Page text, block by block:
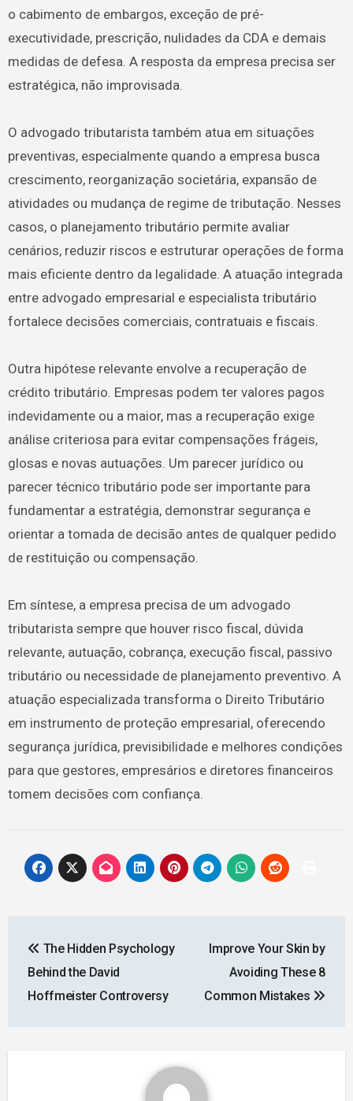
o cabimento de embargos, exceção de pré-
executividade, prescrição, nulidades da CDA e demais
medidas de defesa. A resposta da empresa precisa ser
estratégica, não improvisada.
O advogado tributarista também atua em situações
preventivas, especialmente quando a empresa busca
crescimento, reorganização societária, expansão de
atividades ou mudança de regime de tributação. Nesses
casos, o planejamento tributário permite avaliar
cenários, reduzir riscos e estruturar operações de forma
mais eficiente dentro da legalidade. A atuação integrada
entre advogado empresarial e especialista tributário
fortalece decisões comerciais, contratuais e fiscais.
Outra hipótese relevante envolve a recuperação de
crédito tributário. Empresas podem ter valores pagos
indevidamente ou a maior, mas a recuperação exige
análise criteriosa para evitar compensações frágeis,
glosas e novas autuações. Um parecer jurídico ou
parecer técnico tributário pode ser importante para
fundamentar a estratégia, demonstrar segurança e
orientar a tomada de decisão antes de qualquer pedido
de restituição ou compensação.
Em síntese, a empresa precisa de um advogado
tributarista sempre que houver risco fiscal, dúvida
relevante, autuação, cobrança, execução fiscal, passivo
tributário ou necessidade de planejamento preventivo. A
atuação especializada transforma o Direito Tributário
em instrumento de proteção empresarial, oferecendo
segurança jurídica, previsibilidade e melhores condições
para que gestores, empresários e diretores financeiros
tomem decisões com confiança.
navigation
The Hidden Psychology
Behind the David
Hoffmeister Controversy
Improve Your Skin by
Avoiding These 8
Common Mistakes